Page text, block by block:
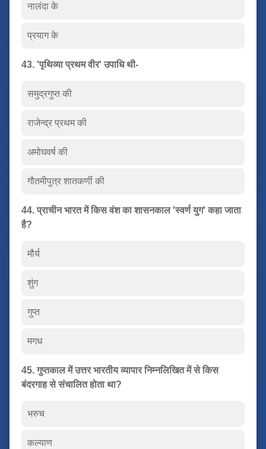
नालंदा के
प्रयाग के
43. 'पृथिव्या प्रथम वीर' उपाधि थी-
समुद्रगुप्त की
राजेन्द्र प्रथम की
अमोघवर्ष की
गौतमीपुत्र शातकर्णी की
44. प्राचीन भारत में किस वंश का शासनकाल 'स्वर्ण युग' कहा जाता
है?
मौर्य
शुंग
गुप्त
मगध
45. गुप्तकाल में उत्तर भारतीय व्यापार निम्नलिखित में से किस
बंदरगाह से संचालित होता था?
भरुच
कल्याण